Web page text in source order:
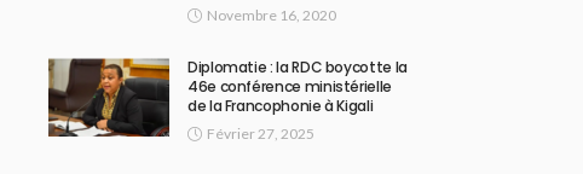
Novembre 16, 2020
Diplomatie : la RDC boycotte la
46e conférence ministérielle
de la Francophonie à Kigali
Février 27, 2025